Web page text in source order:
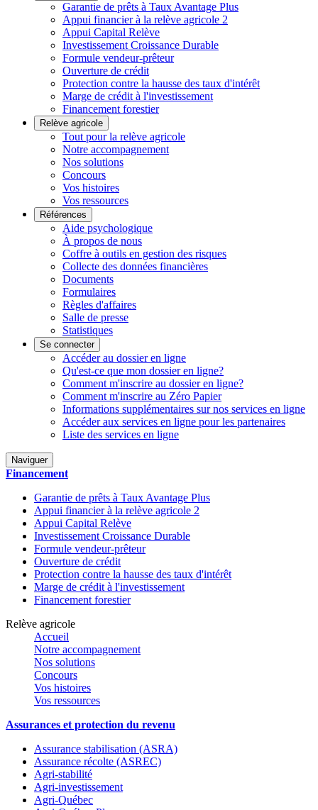
Garantie de prêts à Taux Avantage Plus
Appui financier à la relève agricole 2
Appui Capital Relève
Investissement Croissance Durable
Formule vendeur-prêteur
Ouverture de crédit
Protection contre la hausse des taux d'intérêt
Marge de crédit à l'investissement
Financement forestier
Relève agricole
Tout pour la relève agricole
Notre accompagnement
Nos solutions
Concours
Vos histoires
Vos ressources
Références
Aide psychologique
À propos de nous
Coffre à outils en gestion des risques
Collecte des données financières
Documents
Formulaires
Règles d'affaires
Salle de presse
Statistiques
Se connecter
Accéder au dossier en ligne
Qu'est-ce que mon dossier en ligne?
Comment m'inscrire au dossier en ligne?
Comment m'inscrire au Zéro Papier
Informations supplémentaires sur nos services en ligne
Accéder aux services en ligne pour les partenaires
Liste des services en ligne
Naviguer
Financement
Garantie de prêts à Taux Avantage Plus
Appui financier à la relève agricole 2
Appui Capital Relève
Investissement Croissance Durable
Formule vendeur-prêteur
Ouverture de crédit
Protection contre la hausse des taux d'intérêt
Marge de crédit à l'investissement
Financement forestier
Relève agricole
Accueil
Notre accompagnement
Nos solutions
Concours
Vos histoires
Vos ressources
Assurances et protection du revenu
Assurance stabilisation (ASRA)
Assurance récolte (ASREC)
Agri-stabilité
Agri-investissement
Agri-Québec